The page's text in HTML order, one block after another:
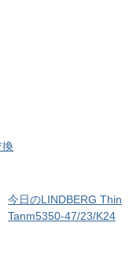
換
今日のLINDBERG Thin
Tanm5350-47/23/K24